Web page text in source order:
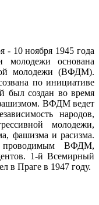
- 10 ноября 1945 года
молодежи основана
молодежи (ВФДМ).
по инициативе
был создан во время
ВФДМ ведет
народов,
молодежи,
фашизма и расизма.
проводимым ВФДМ,
1-й Всемирный
в Праге в 1947 году.